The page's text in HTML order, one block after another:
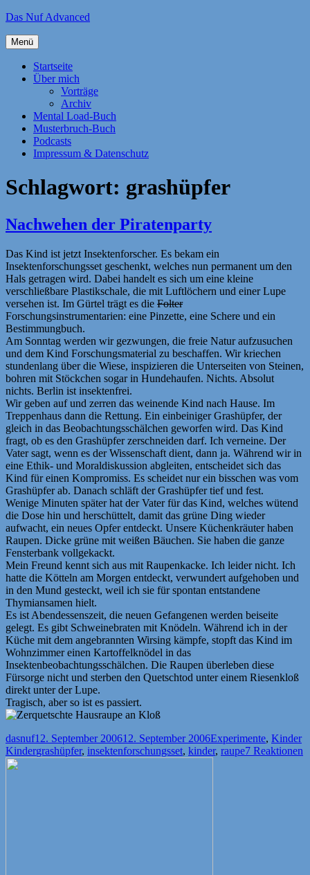
Zum
springen
Das Nuf Advanced
Menü
Startseite
Über mich
Vorträge
Archiv
Mental Load-Buch
Musterbruch-Buch
Podcasts
Impressum & Datenschutz
Schlagwort: grashüpfer
Nachwehen der Piratenparty
Das Kind ist jetzt Insektenforscher. Es bekam ein
Insektenforschungsset geschenkt, welches nun permanent um den
Hals getragen wird. Dabei handelt es sich um eine kleine
verschließbare Plastikschale, die mit Luftlöchern und einer Lupe
versehen ist. Im Gürtel trägt es die Folter
Forschungsinstrumentarien: eine Pinzette, eine Schere und ein
Bestimmungbuch.
Am Sonntag werden wir gezwungen, die freie Natur aufzusuchen
und dem Kind Forschungsmaterial zu beschaffen. Wir kriechen
stundenlang über die Wiese, inspizieren die Unterseiten von Steinen,
bohren mit Stöckchen sogar in Hundehaufen. Nichts. Absolut
nichts. Berlin ist insektenfrei.
Wir geben auf und zerren das weinende Kind nach Hause. Im
Treppenhaus dann die Rettung. Ein einbeiniger Grashüpfer, der
gleich in das Beobachtungsschälchen geworfen wird. Das Kind
fragt, ob es den Grashüpfer zerschneiden darf. Ich verneine. Der
Vater sagt, wenn es der Wissenschaft dient, dann ja. Während wir in
eine Ethik- und Moraldiskussion abgleiten, entscheidet sich das
Kind für einen Kompromiss. Es scheidet nur ein bisschen was vom
Grashüpfer ab. Danach schläft der Grashüpfer tief und fest.
Wenige Minuten später hat der Vater für das Kind, welches wütend
die Dose hin und herschüttelt, damit das grüne Ding wieder
aufwacht, ein neues Opfer entdeckt. Unsere Küchenkräuter haben
Raupen. Dicke grüne mit weißen Bäuchen. Sie haben die ganze
Fensterbank vollgekackt.
Mein Freund kennt sich aus mit Raupenkacke. Ich leider nicht. Ich
hatte die Kötteln am Morgen entdeckt, verwundert aufgehoben und
in den Mund gesteckt, weil ich sie für spontan entstandene
Thymiansamen hielt.
Es ist Abendessenszeit, die neuen Gefangenen werden beiseite
gelegt. Es gibt Schweinebraten mit Knödeln. Während ich in der
Küche mit dem angebrannten Wirsing kämpfe, stopft das Kind im
Wohnzimmer einen Kartoffelknödel in das
Insektenbeobachtungsschälchen. Die Raupen überleben diese
Fürsorge nicht und sterben den Quetschtod unter einem Riesenkloß
direkt unter der Lupe.
Tragisch, aber so ist es passiert.
Autor
dasnufVeröffentlicht
am
12. September 200612. September 2006Kategorien
Experimente, Kinder
KinderSchlagwörter
grashüpfer, insektenforschungsset, kinder, raupe7 Reaktionen